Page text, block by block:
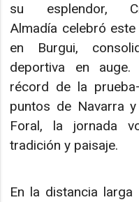
su esplendor,
Almadía celebró
en Burgui,
deportiva en
récord de la
puntos de Navarra
Foral, la jornada
tradición y paisaje.
En la distancia